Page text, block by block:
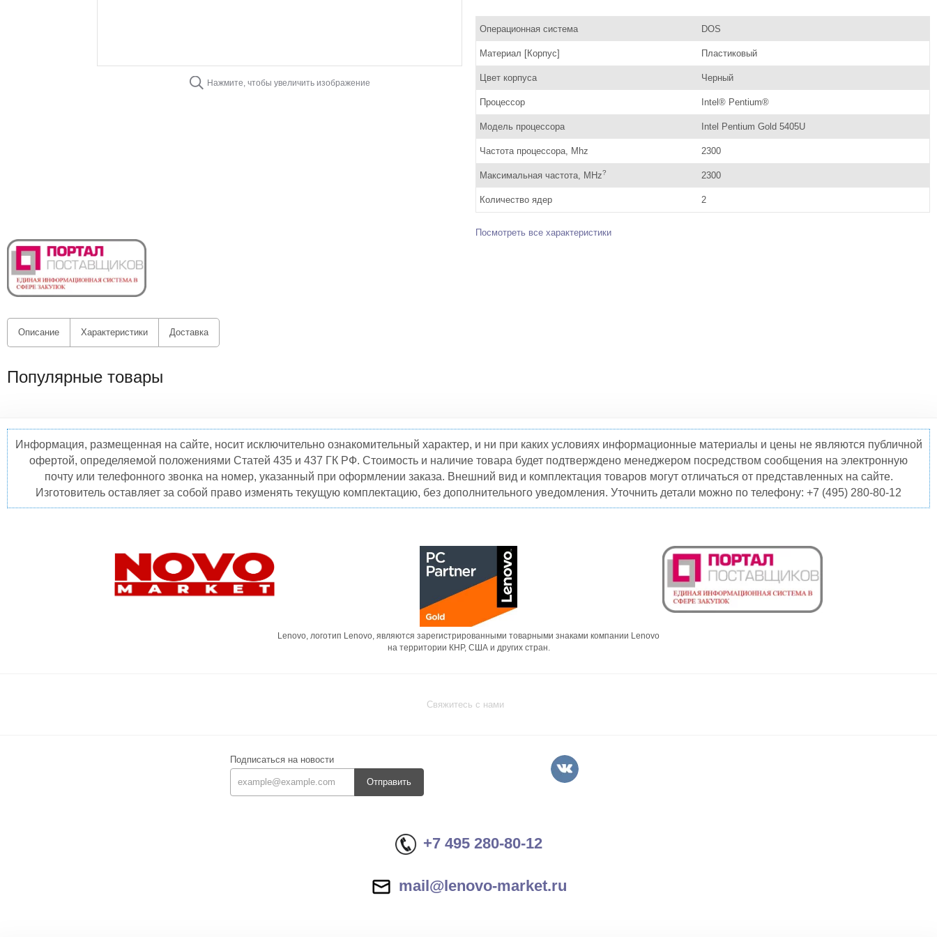
Нажмите, чтобы увеличить изображение
Операционная система DOS
Материал [Корпус] Пластиковый
Цвет корпуса Черный
Процессор Intel® Pentium®
Модель процессора Intel Pentium Gold 5405U
Частота процессора, Mhz 2300
Максимальная частота, MHz? 2300
Количество ядер 2
Посмотреть все характеристики
Описание Характеристики Доставка
Популярные товары
Информация, размещенная на сайте, носит исключительно ознакомительный характер, и ни при каких условиях информационные материалы и цены не являются публичной
офертой, определяемой положениями Статей 435 и 437 ГК РФ. Стоимость и наличие товара будет подтверждено менеджером посредством сообщения на электронную
почту или телефонного звонка на номер, указанный при оформлении заказа. Внешний вид и комплектация товаров могут отличаться от представленных на сайте.
Изготовитель оставляет за собой право изменять текущую комплектацию, без дополнительного уведомления. Уточнить детали можно по телефону: +7 (495) 280-80-12
Lenovo, логотип Lenovo, являются зарегистрированными товарными знаками компании Lenovo
на территории КНР, США и других стран.
Свяжитесь с нами
Подписаться на новости
Отправить
+7 495 280-80-12
mail@lenovo-market.ru